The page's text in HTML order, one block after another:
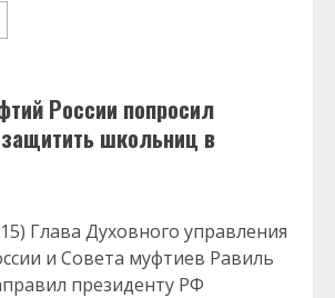
России попросил
школьниц в
Глава Духовного управления
и Совета муфтиев Равиль
президенту РФ